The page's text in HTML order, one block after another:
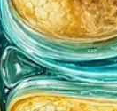
ไม่เคยร้ายใส่ใ